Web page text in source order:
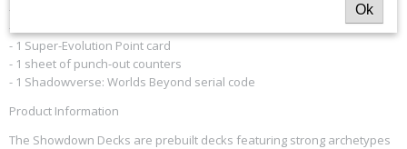
- 9 token cards
- 3 Evolution Point cards
- 1 Super-Evolution Point card
- 1 sheet of punch-out counters
- 1 Shadowverse: Worlds Beyond serial code
Product Information
The Showdown Decks are prebuilt decks featuring strong archetypes
Ok